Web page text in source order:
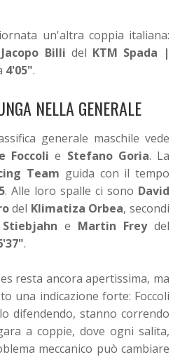
un'altra coppia italiana:
Jacopo Billi del KTM Spada |
4'05".
NELLA GENERALE
generale maschile vede
Foccoli e Stefano Goria. La
Team guida con il tempo
. Alle loro spalle ci sono David
del Klimatiza Orbea, secondi
e Martin Freydel
.
resta ancora apertissima, ma
una indicazione forte: Foccoli
difendendo, stanno correndo
a coppie, dove ogni salita,
meccanico può cambiare